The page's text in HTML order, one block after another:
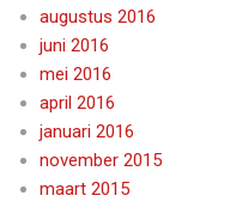
augustus 2016
juni 2016
mei 2016
april 2016
januari 2016
november 2015
maart 2015